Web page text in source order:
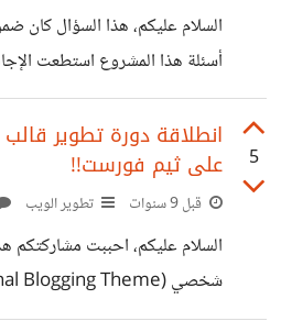
دولة عربية، رغم ان هذه البوابة
لذلك هل هنالك من يقترح علي
أسئلة هذا المشروع استطعت
هذا السؤال!! لقد قمت مسبقا
إجابات مفهومة بالنسبة لي، لذلك
أجد إجابة بسيطة ومقنعة جزاكم
5
انطلاقة دورة تطوير
على ثيم فورست!!
قبل 9 سنوات تطوير الويب
السلام عليكم، احببت مشاركتكم